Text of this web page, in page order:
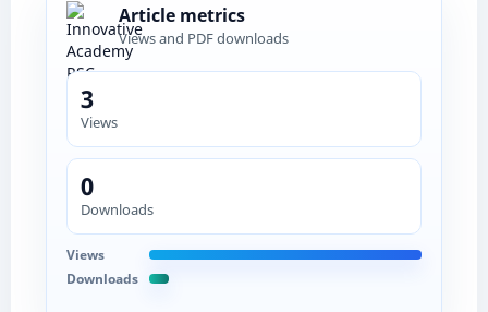
Article metrics
Views and PDF downloads
3
Views
0
Downloads
Views
Downloads